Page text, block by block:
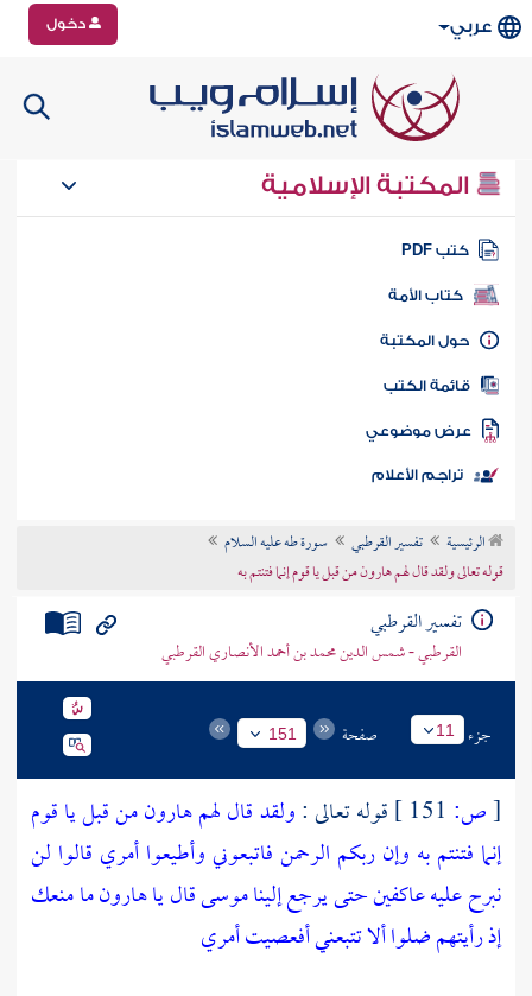
عربي دخول
المكتبة الإسلامية
كتب PDF
كتاب الأمة
المكتبة
الكتب
موضوعي
تراجم الأعلام
الرئيسية تفسير القرطبي
سورة طه عليه السلام
قوله تعالى ولقد قال لهم هارون من قبل يا قوم إنما فتنتم به
تفسير القرطبي
القرطبي - شمس الدين محمد بن أحمد الأنصاري القرطبي
جزء 11 صفحة 151
[ص: قوله تعالى :ولقد قال لهم هارون من قبل يا قوم
إنما فتنتم به وإن ربكم الرحمن فاتبعوني وأطيعوا أمري قالوا لن
نبرح عليه عاكفين حتى يرجع إلينا موسى قال يا هارون ما منعك
إذ رأيتهم ضلوا ألا تتبعني أفعصيت أمري